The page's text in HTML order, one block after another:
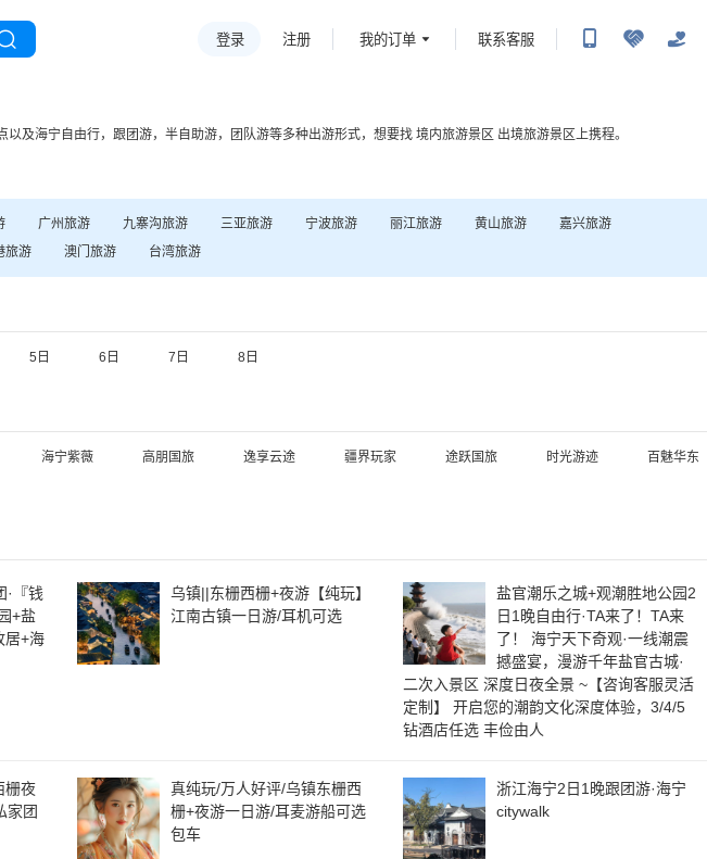
登录 注册 我的订单 联系客服
以及海宁自由行，跟团游，半自助游，团队游等多种出游形式，想要找 境内旅游景区 出境旅游景区上携程。
广州旅游 九寨沟旅游 三亚旅游 宁波旅游 丽江旅游 黄山旅游 嘉兴旅游
旅游 澳门 旅游 台湾旅游
5日 6日 7日 8日
海宁紫薇 高朋国旅 逸享云途 疆界玩家 途跃国旅 时光游迹
百魅华东
·『钱
+盐
居+海
乌镇||东栅西栅+夜游【纯玩】
江南古镇一日游/耳机可选
盐官潮乐之城+观潮胜地公园2
日1晚自由行·TA来了！TA来
了！ 海宁天下奇观·一线潮震
撼盛宴，漫游千年盐官古城·
二次入景区 深度日夜全景 ~【咨询客服灵活
定制】 开启您的潮韵文化深度体验，3/4/5
钻酒店任选 丰俭由人
栅夜
家团
真纯玩/万人好评/乌镇东栅西
栅+夜游一日游/耳麦游船可选
包车
浙江海宁2日1晚跟团游·海宁
citywalk